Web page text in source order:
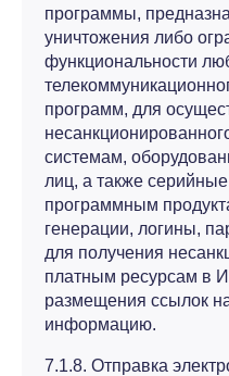
программы,
уничтожения либо
функциональности
программ, для
системам,
лиц, а также
программным
генерации, логины,
для получения
платным ресурсам в
размещения ссылок
информацию.
7.1.8. Отправка